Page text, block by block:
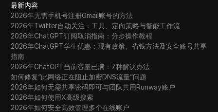
最新内容
2026年无需手机号注册Gmail账号的方法
2026年Twitter自动关注：工具、定向策略与智能工作流
2026年ChatGPT订阅取消指南：分步操作教程
2026年ChatGPT学生优惠：现有政策、省钱方法及安全账号共享
指南
2026年ChatGPT当前容量已满：7种解决办法
如何修复“此网络正在阻止加密DNS流量”问题
2026年如何无需共享密码即可与团队共用Runway账户
2026年如何使用X高级搜索
2026年如何安全高效管理多个在线账户